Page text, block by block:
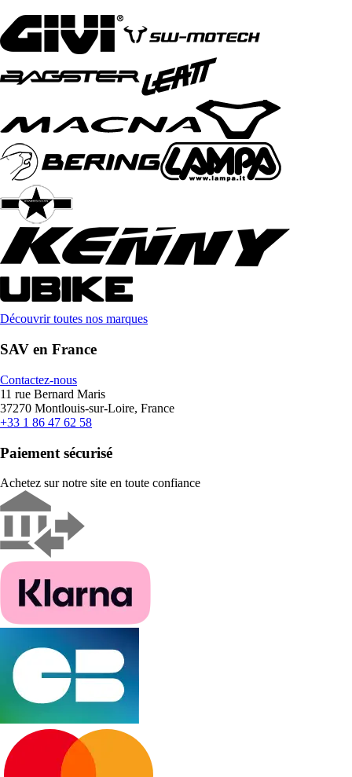
Découvrir toutes nos marques
SAV en France
Contactez-nous
11 rue Bernard Maris
37270 Montlouis-sur-Loire, France
+33 1 86 47 62 58
Paiement sécurisé
Achetez sur notre site en toute confiance